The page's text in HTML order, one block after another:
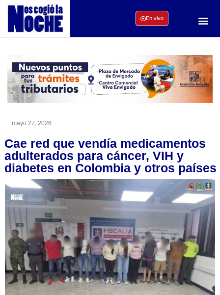
En vivo
mayo 27, 2026
Cae red que vendía medicamentos
adulterados para cáncer, VIH y
diabetes en Colombia y otros países